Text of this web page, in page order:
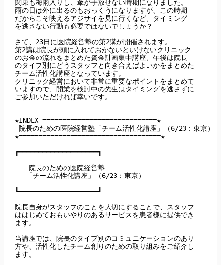
関東も梅雨入りし、傘が手放せない時期になりました。
雨の日は外に出るのもおっくうになりますが、この時期
だからこそ映えるアジサイを見に行くなど、タイミング
を逃さない行動も必要ではないでしょうか？
さて、23日に医院経営塾の第2講が開催されます。
第2講は院長が頭に入れておかないといけないクリニック
のお金の流れをまとめた資金計画集中講座、午後は院長
のタイプ別にどうスタッフと向き合えばよいかをまとめた
チーム活性化講座となっています。
クリニック経営において非常に重要なポイントをまとめて
いますので、開業を検討中の先生はタイミングを逃さずに
ご参加いただければ幸いです。
★INDEX =============================★
院長のための医院経営塾「チーム活性化講座」（6/23：東京）
★====================================★
┏━━━━━━━━━━━━━━━━━━━━┓
院長のための医院経営塾
「チーム活性化講座」（6/23：東京）
┗━━━━━━━━━━━━━━━━━━━━┛
院長自身がスタッフのことを大切にすることで、スタッフ
ははじめておもいやりのあるサービスを患者様に提供でき
ます。
当講座では、院長のタイプ別のコミュニケーションのあり
方や、活性化したチーム創りのための取り組みをご紹介し
ます。